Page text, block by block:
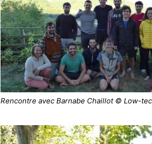
Rencontre avec Barnabe Chaillot © Low-